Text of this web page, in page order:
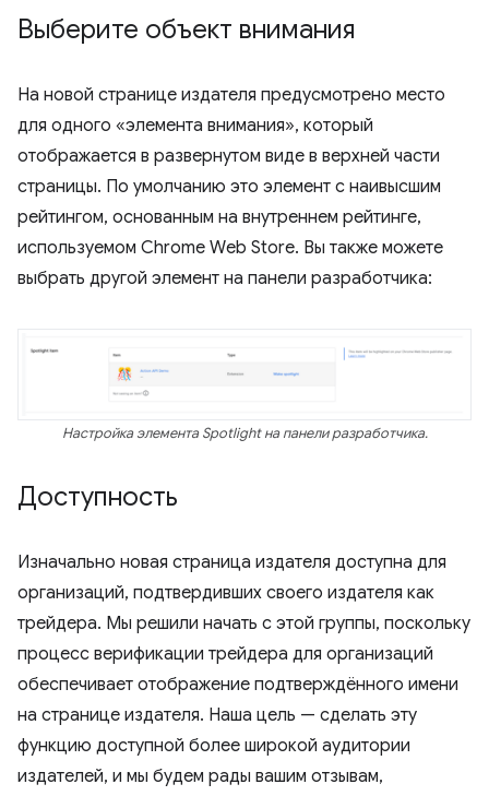
Выберите объект внимания
На новой странице издателя предусмотрено место
для одного «элемента внимания», который
отображается в развернутом виде в верхней части
страницы. По умолчанию это элемент с наивысшим
рейтингом, основанным на внутреннем рейтинге,
используемом Chrome Web Store. Вы также можете
выбрать другой элемент на панели разработчика:
Настройка элемента Spotlight на панели разработчика.
Доступность
Изначально новая страница издателя доступна для
организаций, подтвердивших своего издателя как
трейдера. Мы решили начать с этой группы, поскольку
процесс верификации трейдера для организаций
обеспечивает отображение подтверждённого имени
на странице издателя. Наша цель — сделать эту
функцию доступной более широкой аудитории
издателей, и мы будем рады вашим отзывам,